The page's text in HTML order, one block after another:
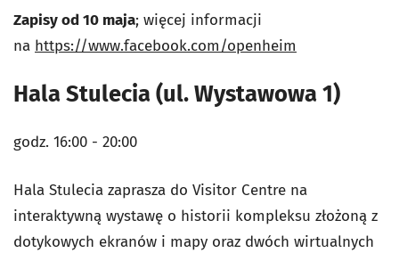
Zapisy od 10 maja; więcej informacji
na https://www.facebook.com/openheim
Hala Stulecia (ul. Wystawowa 1)
godz. 16:00 - 20:00
Hala Stulecia zaprasza do Visitor Centre na
interaktywną wystawę o historii kompleksu złożoną z
dotykowych ekranów i mapy oraz dwóch wirtualnych